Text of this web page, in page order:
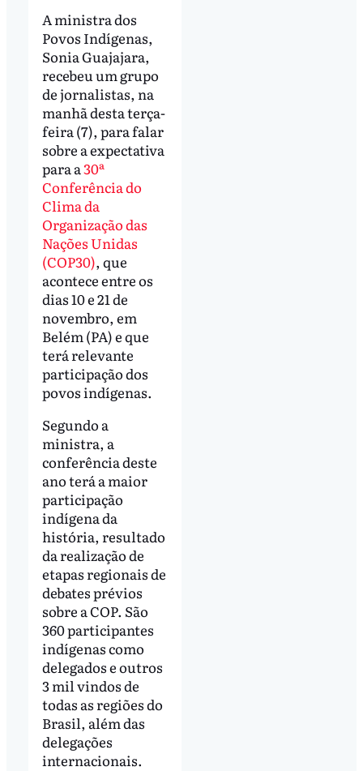
A ministra dos
Povos Indígenas,
Sonia Guajajara,
recebeu um grupo
de jornalistas, na
manhã desta terça-
feira (7), para falar
sobre a expectativa
para a30ª
Conferência do
Clima da
Organização das
Nações Unidas
(COP30), que
acontece entre os
dias 10 e 21 de
novembro, em
Belém (PA) e que
terá relevante
participação dos
povos indígenas.
Segundo a
ministra, a
conferência deste
ano terá a maior
participação
indígena da
história, resultado
da realização de
etapas regionais de
debates prévios
sobre a COP. São
360 participantes
indígenas como
delegados e outros
3 mil vindos de
todas as regiões do
Brasil, além das
delegações
internacionais.